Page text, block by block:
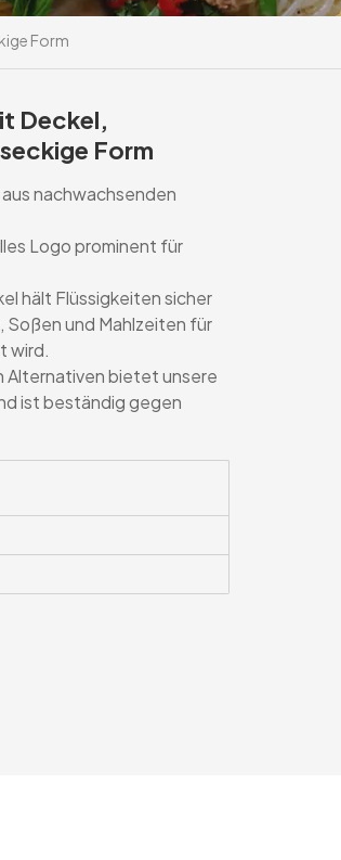
Form
Deckel,
Form
nachwachsenden
Logo prominent für
hält Flüssigkeiten sicher
Soßen und Mahlzeiten für
wird.
Alternativen bietet unsere
ist beständig gegen